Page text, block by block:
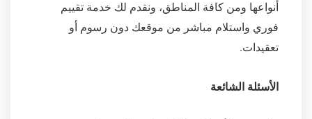
أنواعها ومن كافة المناطق، ونقدم لك خدمة تقييم
فوري واستلام مباشر من موقعك دون رسوم أو
تعقيدات.
الأسئلة الشائعة